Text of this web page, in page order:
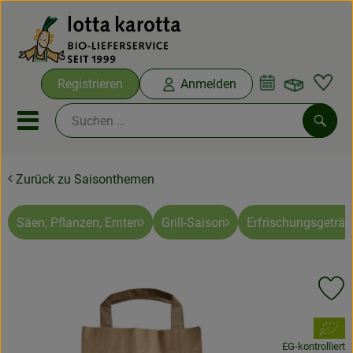
Registrieren Anmelden
Mobiles Menu öffnen oder
Ökokisten
Bio-Kochboxen
Saisonthemen
Zurück zu Saisonthemen
Säen, Pflanzen, Ernten Grill-Saison
, Verband:
EG-kontrolliert